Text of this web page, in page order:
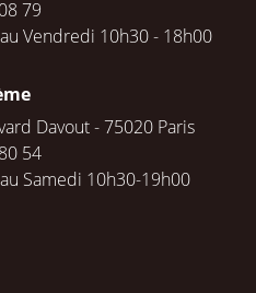
79
Vendredi 10h30 - 18h00
Davout - 75020 Paris
54
Samedi 10h30-19h00